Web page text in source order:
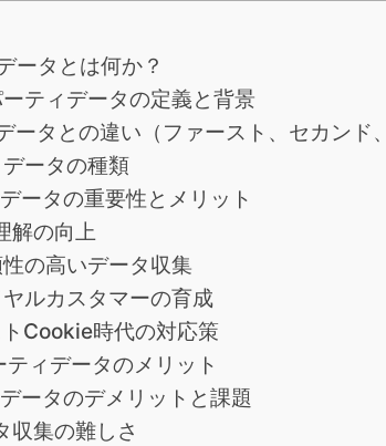
ータとは何か？
ーティデータの定義と背景
ータとの違い（ファースト、セカンド
ータの種類
ータの重要性とメリット
解の向上
の高いデータ収集
ルカスタマーの育成
Cookie時代の対応策
ティデータのメリット
ータのデメリットと課題
収集の難しさ